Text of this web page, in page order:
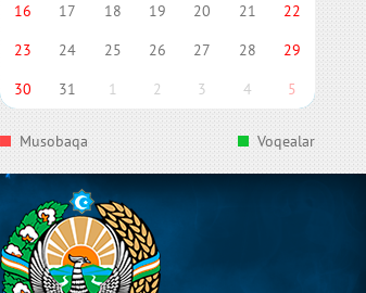
16
17 18 19 20 21
22
23
24 25 26 27 28
29
30
31 1 2 3 4 5
Musobaqa Voqealar